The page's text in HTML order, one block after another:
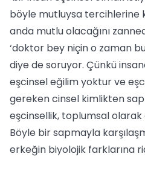
böyle mutluysa tercihlerine
anda mutlu olacağını
‘doktor bey niçin o zaman
diye de soruyor. Çünkü
eşcinsel eğilim yoktur ve
gereken cinsel kimlikten
eşcinsellik, toplumsal olarak
Böyle bir sapmayla
erkeğin biyolojik farklarına